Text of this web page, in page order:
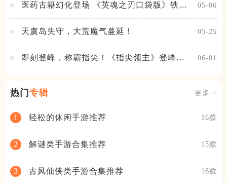
医药古籍幻化登场 《英魂之刃口袋版》铁扇
05-06
天虞岛失守，大荒魔气蔓延！ 05-25
即刻登峰，称霸指尖！《指尖领主》登峰测
06-01
热门 专辑 更多 +
1 轻松的休闲手游推荐 16款
2 解谜类手游合集推荐 15款
3 古风仙侠类手游合集推荐 16款